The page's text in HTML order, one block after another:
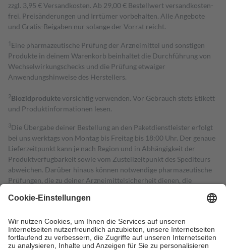
zzgl. 3,95 € Versandkosten. Ab 29,00 € Bestell­wert versand­kosten­
frei. Preisänderungen und Irrtümer vorbehalten. Alle Angebote
und Gratis-Beigaben nur solange der Vorrat reicht.
1 Eine pharmazeutische Prüfung der Arzneimittel und sonstigen
Produkte in deinem Warenkorb beinhaltet die Durchführung von
Wechselwirkungschecks und die Prüfung etwaiger
Anwendungshinweise des Herstellers.
2Biozidproduktevorsichtig verwenden. Vor Gebrauch stets Etikett
und Produktinformationen lesen.
3Die Übergabe deiner Bestellung an den Paketdienstleister erfolgt
bei uns werktags von Montag bis Freitag bis 18:00 Uhr. Der genaue
Lieferzeitpunkt kann je nach Region und in Abhängigkeit der
Produktverfügbarkeit sowie vom Zustellzeitpunkt des Spediteurs
abweichen. Darüber hinaus können notwendige pharmazeutische
Prüfungen, die zu deiner Arzneimittelsicherheit dienen, die
verlängern.
4Für verschreibungspflichtige Medikamente stellt der Arzt ein
Rezept aus und der Patient erhält sie in der Apotheke. Die
gesetzliche Krankenversicherung übernimmt in der Regel die